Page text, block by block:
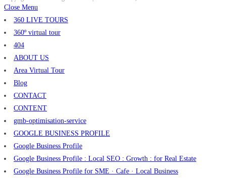
Close Menu
360 LIVE TOURS
360º virtual tour
404
ABOUT US
Area Virtual Tour
Blog
CONTACT
CONTENT
gmb-optimisation-service
GOOGLE BUSINESS PROFILE
Google Business Profile
Google Business Profile : Local SEO : Growth : for Real Estate
Google Business Profile for SME · Cafe · Local Business